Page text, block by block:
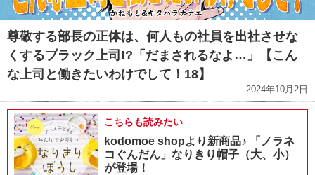
尊敬する部長の正体は、何人もの社員を出社させな
くするブラック上司!?「だまされるなよ…」【こん
な上司と働きたいわけでして！18】
2024年10月2日
こちらも読みたい
kodomoe shopより新商品♪ 「ノラネ
コぐんだん」なりきり帽子（大、小）
が登場！